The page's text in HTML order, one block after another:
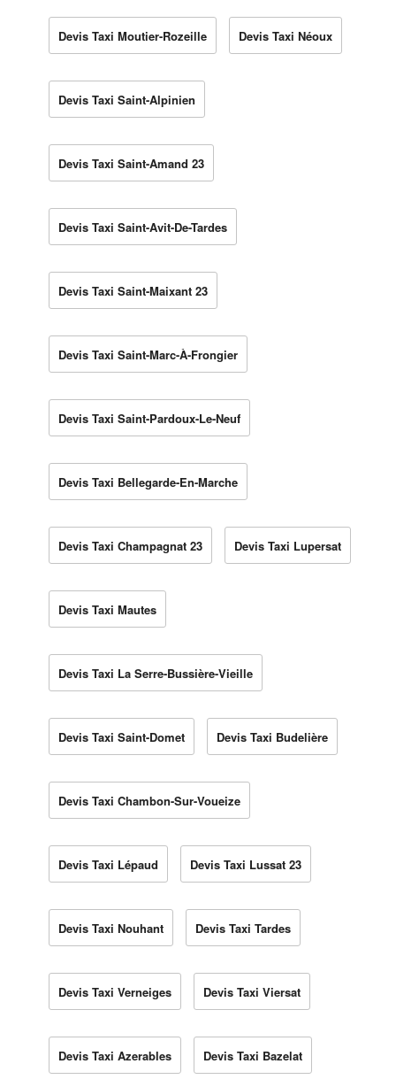
Devis Taxi Moutier-Rozeille Devis Taxi Néoux
Devis Taxi Saint-Alpinien
Devis Taxi Saint-Amand 23
Devis Taxi Saint-Avit-De-Tardes
Devis Taxi Saint-Maixant 23
Devis Taxi Saint-Marc-À-Frongier
Devis Taxi Saint-Pardoux-Le-Neuf
Devis Taxi Bellegarde-En-Marche
Devis Taxi Champagnat 23 Devis Taxi Lupersat
Devis Taxi Mautes
Devis Taxi La Serre-Bussière-Vieille
Devis Taxi Saint-Domet Devis Taxi Budelière
Devis Taxi Chambon-Sur-Voueize
Devis Taxi Lépaud Devis Taxi Lussat 23
Devis Taxi Nouhant Devis Taxi Tardes
Devis Taxi Verneiges Devis Taxi Viersat
Devis Taxi Azerables Devis Taxi Bazelat